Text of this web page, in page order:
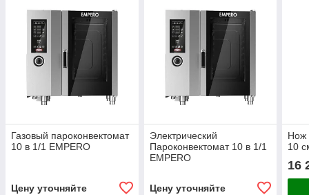
Газовый пароконвектомат
10 в 1/1 EMPERO
Цену уточняйте
Электрический
Пароконвектомат 10 в 1/1
EMPERO
Цену уточняйте
Нож
10
16